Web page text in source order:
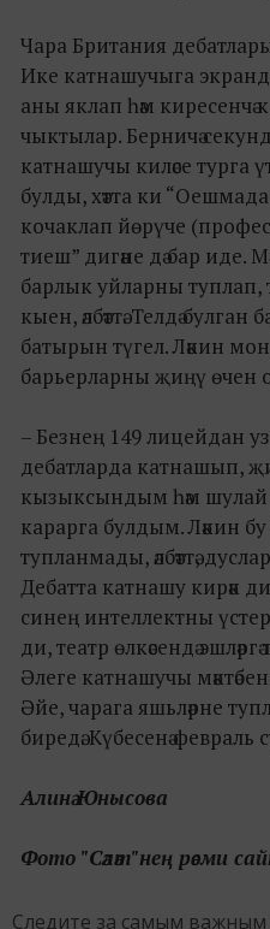
Чара Британия
Ике катнашучыга
аны яклап һәм киресенчә
чыктылар. Берничә секунд
катнашучы киләсе турга
булды, хәтта ки
кочаклап йөрүче
тиеш” дигәне дә бар иде.
барлык уйларны туплап,
кыен, әлбәттә. Телдә
батырын түгел. Ләкин
барьерларны җиңү өчен
– Безнең 149 лицейдан
дебатларда катнашып,
кызыксындым һәм
карарга булдым. Ләкин бу
тупланмады, әлбәттә,
Дебатта катнашу кирәк
синең интеллектны
ди, театр өлкәсендә
Әлеге катнашучы
Әйе, чарага яшьләрне
биредә. Күбесенә февраль
Алинә Юнысова
Фото "Сәләт"нең рәсми
Следите за самым